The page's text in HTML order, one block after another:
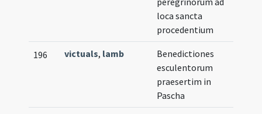
loca sancta
procedentium
196 victuals, lamb
Benedictiones
esculentorum
praesertim in
Pascha